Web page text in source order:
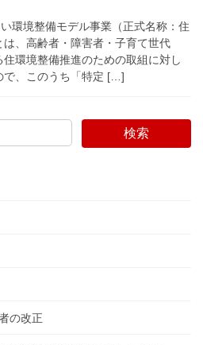
環境整備モデル事業（正式名称：住
、高齢者・障害者・子育て世代
環境整備推進のための取組に対し
で、このうち「特定 […]
検索
の改正